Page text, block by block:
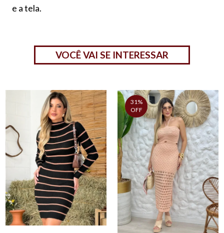
e a tela.
VOCÊ VAI SE INTERESSAR
31%
OFF